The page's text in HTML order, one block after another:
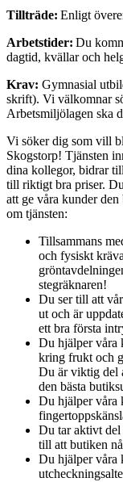
Tillträde: Enligt
Arbetstider: Du
dagtid, kvällar och
Krav: Gymnasial
skrift). Vi välkomnar
Arbetsmiljölagen ska
Vi söker dig som vill
Skogstorp! Tjänsten
dina kollegor, bidrar
till riktigt bra priser.
att ge våra kunder
om tjänsten:
Tillsammans
och fysiskt
stegräknaren!
Du ser till att
ut och är
ett bra första
Du hjälper våra
kring frukt och
Du är viktig del
den bästa
Du hjälper våra
Du tar aktivt del
till att butiken
Du hjälper våra